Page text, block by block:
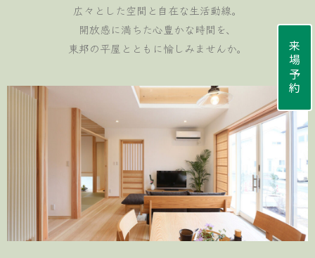
来場予約
広々とした空間と自在な生活動線。
開放感に満ちた心豊かな時間を、
東邦の平屋とともに愉しみませんか。